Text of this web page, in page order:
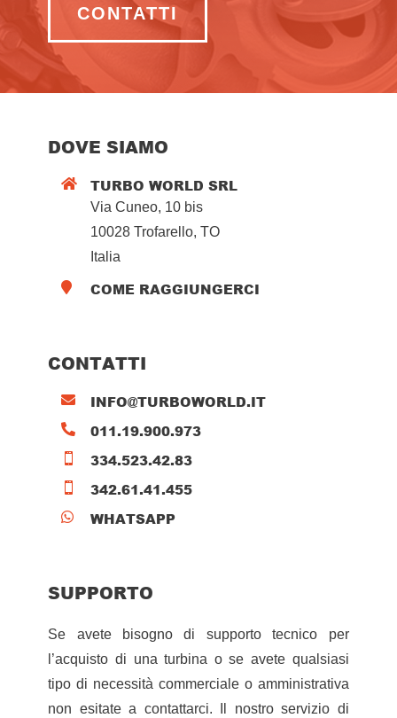
CONTATTI
DOVE SIAMO
 TURBO WORLD SRL
Via Cuneo, 10 bis
10028 Trofarello, TO
Italia
 COME RAGGIUNGERCI
CONTATTI
 INFO@TURBOWORLD.IT
 011.19.900.973
 334.523.42.83
 342.61.41.455
 WHATSAPP
SUPPORTO
Se avete bisogno di supporto tecnico per
l’acquisto di una turbina o se avete qualsiasi
tipo di necessità commerciale o amministrativa
non esitate a contattarci. Il nostro servizio di